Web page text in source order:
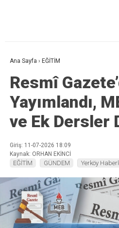
Ana Sayfa › EĞİTİM
Resmî
Yayımlandı,
ve Ek Dersler
Giriş: 11-07-2026 18:09
Kaynak: ORHAN EKİNCİ
EĞİTİM GÜNDEM Yerköy